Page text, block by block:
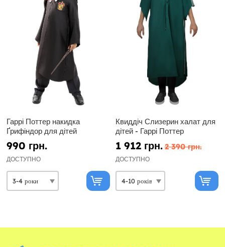
Гаррі Поттер накидка
Ґрифіндор для дітей
990 грн.
ДОСТУПНО
Квиддіч Слизерин халат для
дітей - Гаррі Поттер
1 912 грн. 2 390 грн.
ДОСТУПНО